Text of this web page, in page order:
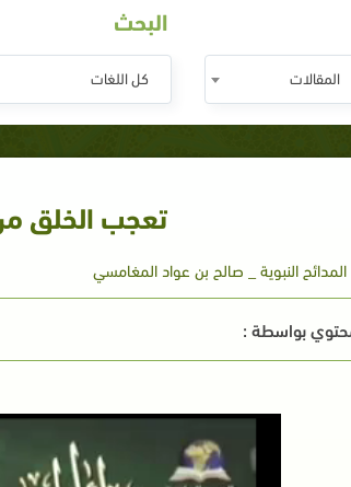
البحث
المقالات كل اللغات
تعجب الخلق
المدائح النبوية _ صالح بن عواد المغامسي
بواسطة :